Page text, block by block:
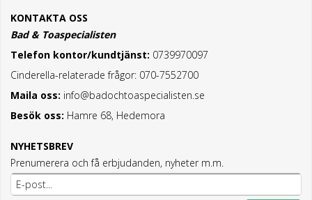
KONTAKTA OSS
Bad & Toaspecialisten
Telefon kontor/kundtjänst: 0739970097
Cinderella-relaterade frågor: 070-7552700
Maila oss: info@badochtoaspecialisten.se
Besök oss: Hamre 68, Hedemora
NYHETSBREV
Prenumerera och få erbjudanden, nyheter m.m.